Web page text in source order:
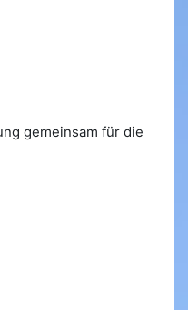
gemeinsam für die